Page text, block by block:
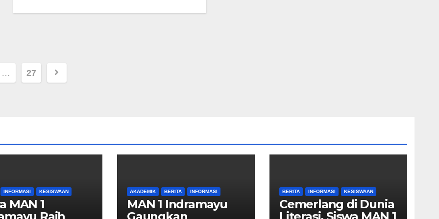
… 27
INFORMASI KESISWAAN
MAN 1
AKADEMIK BERITA INFORMASI
MAN 1 Indramayu
BERITA INFORMASI KESISWAAN
Cemerlang di Dunia